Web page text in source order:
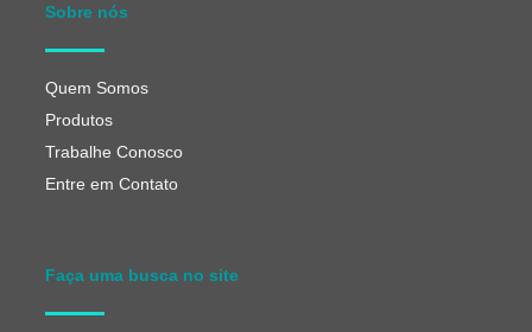
Sobre nós
Quem Somos
Produtos
Trabalhe Conosco
Entre em Contato
Faça uma busca no site